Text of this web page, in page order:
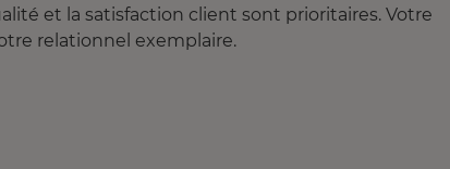
et la satisfaction client sont prioritaires. Votre
relationnel exemplaire.